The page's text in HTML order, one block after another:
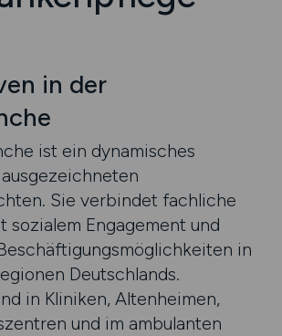
in der
ist ein dynamisches
Sie verbindet fachliche
sozialem Engagement und
in
Deutschlands.
in Kliniken, Altenheimen,
und im ambulanten